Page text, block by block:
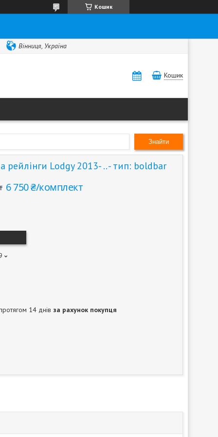
Кошик
Вінниця, Україна
Кошик
Знайти
рейлінги Lodgy 2013- .. - тип: boldbar
6 750 ₴/комплект
14 днів за рахунок покупця